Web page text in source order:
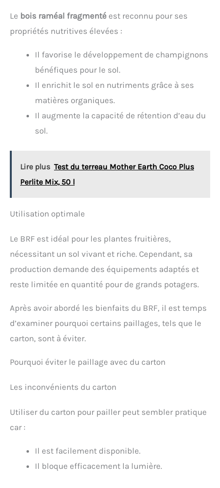
Le bois raméal fragmenté est reconnu pour ses
propriétés nutritives élevées :
Il favorise le développement de champignons
bénéfiques pour le sol.
Il enrichit le sol en nutriments grâce à ses
matières organiques.
Il augmente la capacité de rétention d’eau du
sol.
Lire plus Test du terreau Mother Earth Coco Plus
Perlite Mix, 50 l
Utilisation optimale
Le BRF est idéal pour les plantes fruitières,
nécessitant un sol vivant et riche. Cependant, sa
production demande des équipements adaptés et
reste limitée en quantité pour de grands potagers.
Après avoir abordé les bienfaits du BRF, il est temps
d’examiner pourquoi certains paillages, tels que le
carton, sont à éviter.
Pourquoi éviter le paillage avec du carton
Les inconvénients du carton
Utiliser du carton pour pailler peut sembler pratique
car :
Il est facilement disponible.
Il bloque efficacement la lumière.